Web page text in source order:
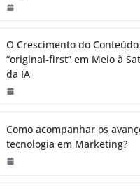
O Crescimento do Conteúdo
“original-first” em Meio à
da IA
Como acompanhar os
tecnologia em Marketing?